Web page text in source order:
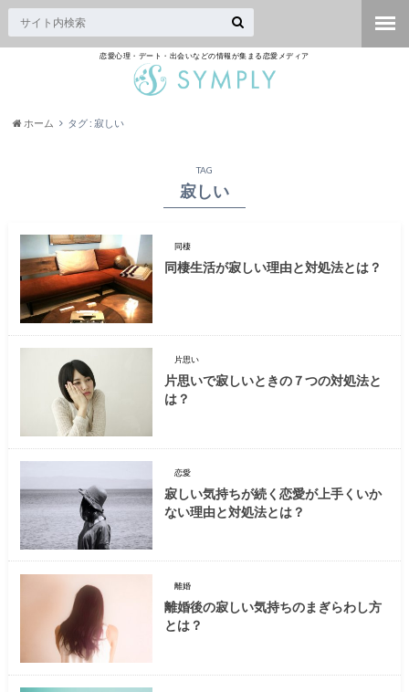
恋愛心理・デート・出会いなどの情報が集まる恋愛メディア
ホーム タグ : 寂しい
TAG
寂しい
同棲
同棲生活が寂しい理由と対処法とは？
片思い
片思いで寂しいときの７つの対処法と
は？
恋愛
寂しい気持ちが続く恋愛が上手くいか
ない理由と対処法とは？
離婚
離婚後の寂しい気持ちのまぎらわし方
とは？